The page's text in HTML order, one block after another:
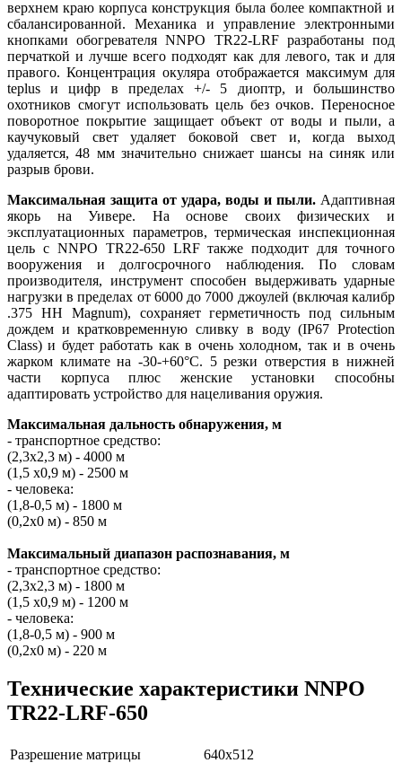
верхнем краю корпуса конструкция была более компактной и
сбалансированной. Механика и управление электронными
кнопками обогревателя NNPO TR22-LRF разработаны под
перчаткой и лучше всего подходят как для левого, так и для
правого. Концентрация окуляра отображается максимум для
teplus и цифр в пределах +/- 5 диоптр, и большинство
охотников смогут использовать цель без очков. Переносное
поворотное покрытие защищает объект от воды и пыли, а
каучуковый свет удаляет боковой свет и, когда выход
удаляется, 48 мм значительно снижает шансы на синяк или
разрыв брови.
Максимальная защита от удара, воды и пыли. Адаптивная
якорь на Уивере. На основе своих физических и
эксплуатационных параметров, термическая инспекционная
цель с NNPO TR22-650 LRF также подходит для точного
вооружения и долгосрочного наблюдения. По словам
производителя, инструмент способен выдерживать ударные
нагрузки в пределах от 6000 до 7000 джоулей (включая калибр
.375 HH Magnum), сохраняет герметичность под сильным
дождем и кратковременную сливку в воду (IP67 Protection
Class) и будет работать как в очень холодном, так и в очень
жарком климате на -30-+60°C. 5 резки отверстия в нижней
части корпуса плюс женские установки способны
адаптировать устройство для нацеливания оружия.
Максимальная дальность обнаружения, м
- транспортное средство:
(2,3х2,3 м) - 4000 м
(1,5 x0,9 м) - 2500 м
- человека:
(1,8-0,5 м) - 1800 м
(0,2x0 м) - 850 м
Максимальный диапазон распознавания, м
- транспортное средство:
(2,3х2,3 м) - 1800 м
(1,5 x0,9 м) - 1200 м
- человека:
(1,8-0,5 м) - 900 м
(0,2x0 м) - 220 м
Технические характеристики NNPO
TR22-LRF-650
Разрешение матрицы
640x512